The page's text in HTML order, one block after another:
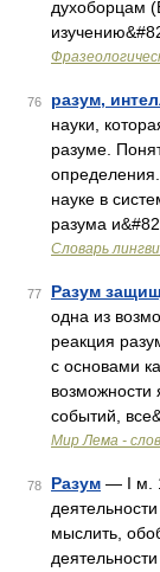
духоборцам
76 разум,
науки,
разуме.
науке в
разума
Словарь
77 Разум
одна из
реакция
с основами
возможности
событий,
Мир Лема -
78 Разум — I м.
мыслить,